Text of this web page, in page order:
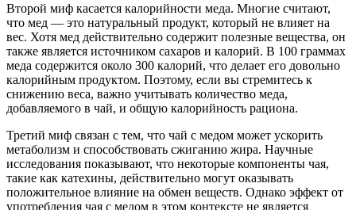
Второй миф касается калорийности меда. Многие считают,
что мед — это натуральный продукт, который не влияет на
вес. Хотя мед действительно содержит полезные вещества, он
также является источником сахаров и калорий. В 100 граммах
меда содержится около 300 калорий, что делает его довольно
калорийным продуктом. Поэтому, если вы стремитесь к
снижению веса, важно учитывать количество меда,
добавляемого в чай, и общую калорийность рациона.
Третий миф связан с тем, что чай с медом может ускорить
метаболизм и способствовать сжиганию жира. Научные
исследования показывают, что некоторые компоненты чая,
такие как катехины, действительно могут оказывать
положительное влияние на обмен веществ. Однако эффект от
употребления чая с медом в этом контексте не является